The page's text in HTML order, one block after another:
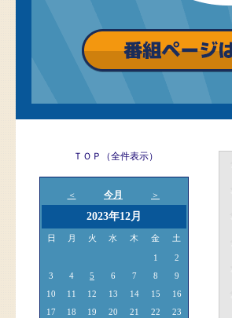
ＴＯＰ（全件表示）
＜ 今月 ＞
2023年12月
日 月 火 水 木 金 土
1
2
3
4 5 6 7 8
9
10
11 12 13 14 15
16
17
18 19 20 21 22
23